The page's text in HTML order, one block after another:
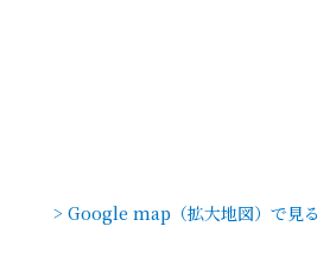
> Google map（拡大地図）で見る